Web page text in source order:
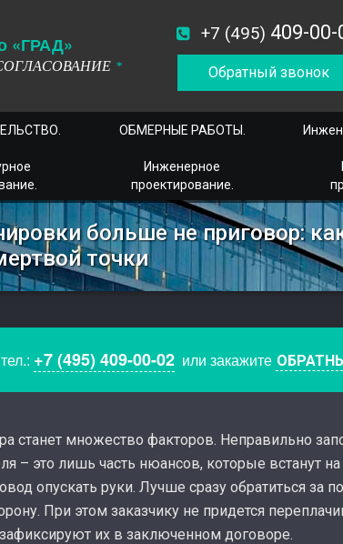
«ГРАД»
*
+7 (495) 409-00-
Обратный звонок
ОБМЕРНЫЕ РАБОТЫ.
Инженерное
проектирование.
больше не приговор:
точки
+7 (495) 409-00-02или закажите
станет множество факторов. Неправильно
– это лишь часть нюансов, которые встанут на
опускать руки. Лучше сразу обратиться за
При этом заказчику не придется
их в заключенном договоре.